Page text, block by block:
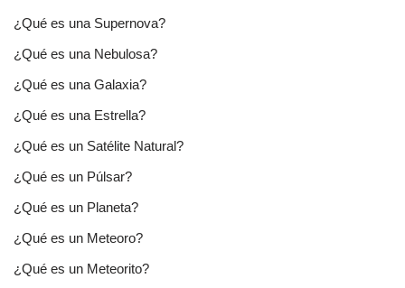
¿Qué es una Supernova?
¿Qué es una Nebulosa?
¿Qué es una Galaxia?
¿Qué es una Estrella?
¿Qué es un Satélite Natural?
¿Qué es un Púlsar?
¿Qué es un Planeta?
¿Qué es un Meteoro?
¿Qué es un Meteorito?